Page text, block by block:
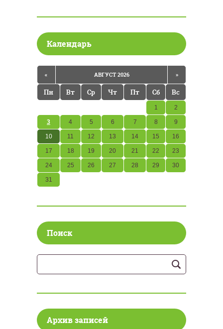
Календарь
« АВГУСТ 2026 »
Пн Вт Ср Чт Пт Сб Вс
1 2
3 4 5 6 7 8 9
10 11 12 13 14 15 16
17 18 19 20 21 22 23
24 25 26 27 28 29 30
31
Поиск
Архив записей